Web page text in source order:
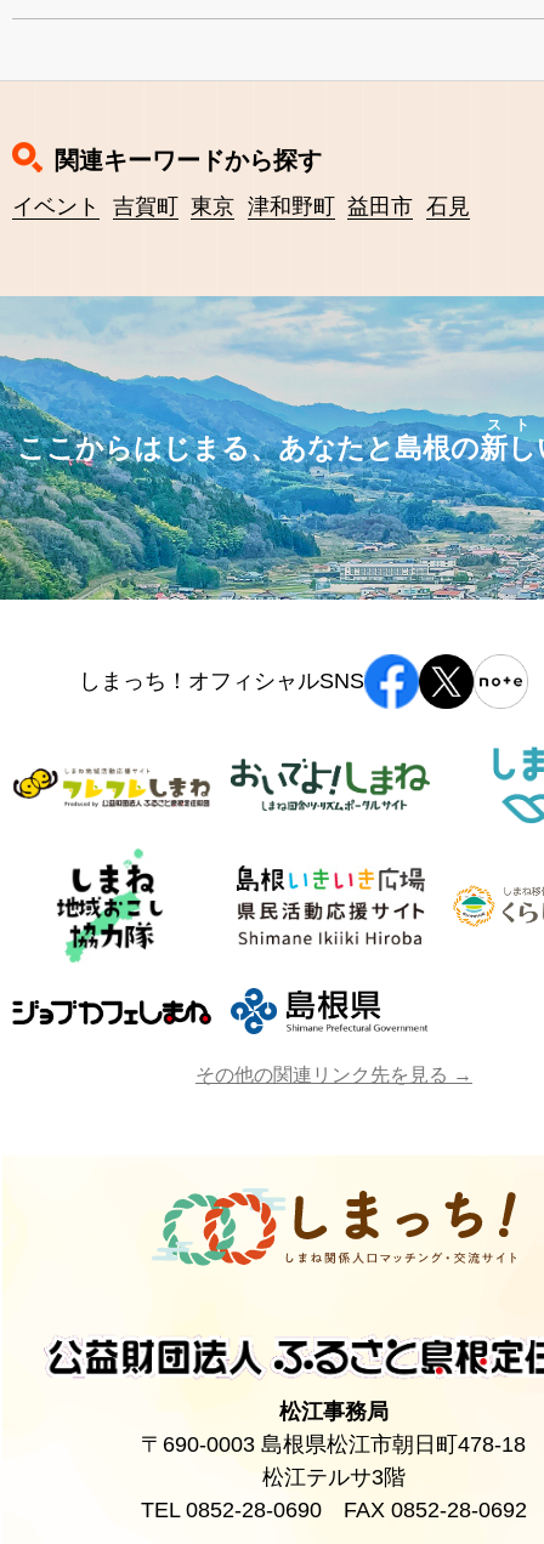
関連キーワードから探す
イベント 吉賀町 東京 津和野町 益田市 石見
ここからはじまる、あなたと島根の新し
スト
しまっち！オフィシャルSNS
その他の関連リンク先を見る →
松江事務局
〒690-0003 島根県松江市朝日町478-18
松江テルサ3階
TEL 0852-28-0690 FAX 0852-28-0692